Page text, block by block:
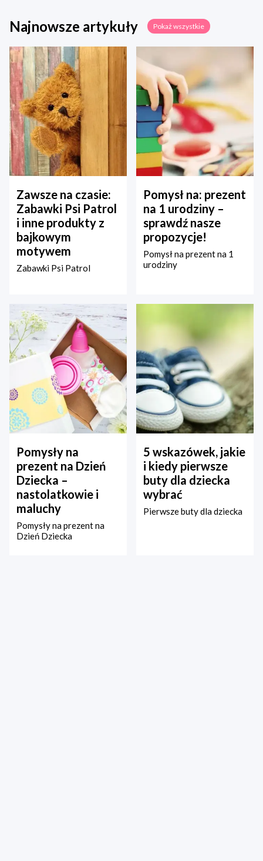
Najnowsze artykuły Pokaż wszystkie
Zawsze na czasie:
Zabawki Psi Patrol
i inne produkty z
bajkowym
motywem
Zabawki Psi Patrol
Pomysł na: prezent
na 1 urodziny –
sprawdź nasze
propozycje!
Pomysł na prezent na 1
urodziny
Pomysły na
prezent na Dzień
Dziecka –
nastolatkowie i
maluchy
Pomysły na prezent na
Dzień Dziecka
5 wskazówek, jakie
i kiedy pierwsze
buty dla dziecka
wybrać
Pierwsze buty dla dziecka